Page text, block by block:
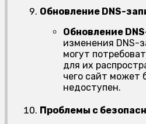
Обновление DNS-
Обновление
изменения DNS-
могут
для их
чего сайт может
недоступен.
Проблемы с